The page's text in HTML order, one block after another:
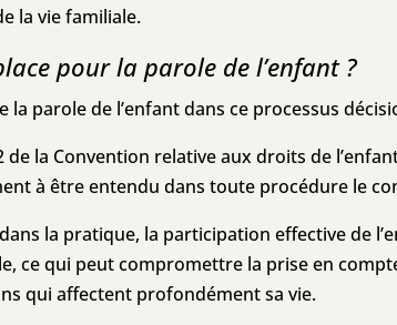
la vie familiale.
pour la parole de l’enfant ?
la parole de l’enfant dans ce processus
de la Convention relative aux droits de
à être entendu dans toute procédure le
la pratique, la participation effective de
ce qui peut compromettre la prise en
qui affectent profondément sa vie.